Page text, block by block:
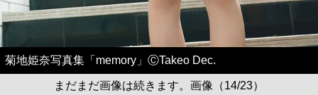
菊地姫奈写真集「memory」ⒸTakeo Dec.
まだまだ画像は続きます。画像（14/23）